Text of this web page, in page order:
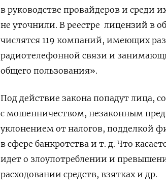
в руководстве провайдеров и среди
не уточнили. В реестре лицензий в
числятся 119 компаний, имеющих
радиотелефонной связи и
общего пользования».
Под действие закона попадут лица,
с мошенничеством, незаконным
уклонением от налогов, подделкой
в сфере банкротства и т. д. Что
идет о злоупотреблении и
расходовании средств, взятках и др.